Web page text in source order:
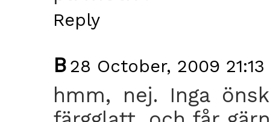
Reply
B 28 October, 2009 21:13
hmm, nej. Inga